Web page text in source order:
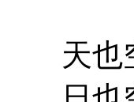
天也空